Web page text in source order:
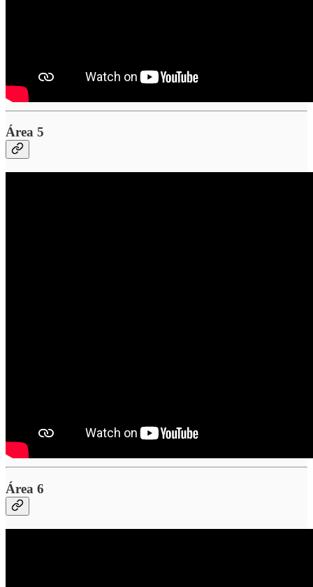
Área 5
Área 6